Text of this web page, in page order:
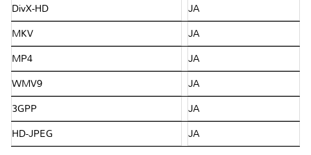
DivX-HD JA
MKV JA
MP4 JA
WMV9 JA
3GPP JA
HD-JPEG JA